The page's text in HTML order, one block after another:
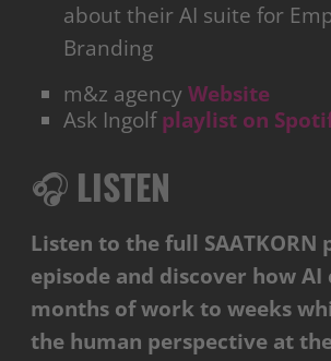
about their AI suite for
Branding
m&z agencyWebsite
Ask Ingolfplaylist on
🎧 LISTEN
Listen to the full SAATKORN
episode and discover how AI
months of work to weeks
the human perspective at